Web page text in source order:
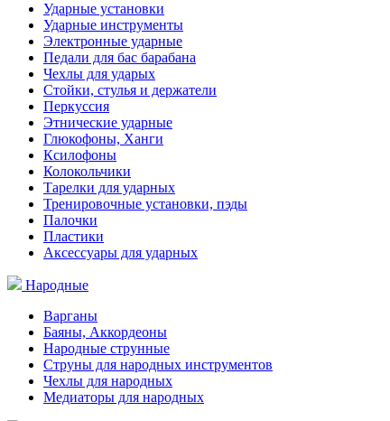
Ударные установки
Ударные инструменты
Электронные ударные
Педали для бас барабана
Чехлы для ударых
Стойки, стулья и держатели
Перкуссия
Этнические ударные
Глюкофоны, Ханги
Ксилофоны
Колокольчики
Тарелки для ударных
Тренировочные установки, пэды
Палочки
Пластики
Аксессуары для ударных
Народные
Варганы
Баяны, Аккордеоны
Народные струнные
Струны для народных инструментов
Чехлы для народных
Медиаторы для народных